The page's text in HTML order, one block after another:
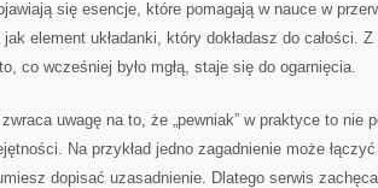
się esencje, które pomagają w nauce w
element układanki, który dokładasz do całości.
co wcześniej było mgłą, staje się do ogarnięcia.
uwagę na to, że „pewniak” w praktyce to nie
Na przykład jedno zagadnienie może
dopisać uzasadnienie. Dlatego serwis